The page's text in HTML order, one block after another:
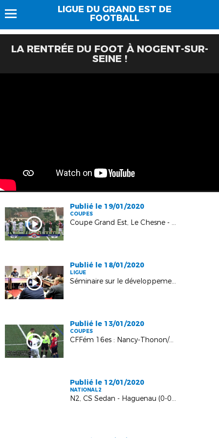
LIGUE DU GRAND EST DE
FOOTBALL
LA RENTRÉE DU FOOT À NOGENT-SUR-
SEINE !
Publié le 19/01/2020
COUPES
Coupe Grand Est, Le Chesne - FC Métrop.Troyenne (2-2, 2-3 tab), le résumé
Publié le 18/01/2020
LIGUE
Séminaire sur le développement des pratiques !
Publié le 13/01/2020
COUPES
CFFém 16es : Nancy-Thonon/Evian (0-2)
Publié le 12/01/2020
NATIONAL2
N2, CS Sedan - Haguenau (0-0), le résumé